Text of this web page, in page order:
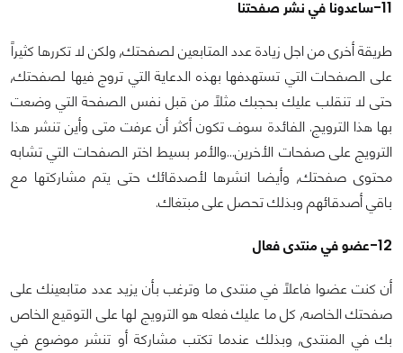
11-ساعدونا في نشر صفحتنا
طريقة أخرى من اجل زيادة عدد المتابعين لصفحتك, ولكن لا تكررها كثيراً
على الصفحات التي تستهدفها بهذه الدعاية التي تروج فيها لصفحتك,
حتى لا تنقلب عليك بحجبك مثلاً من قبل نفس الصفحة التي وضعت
بها هذا الترويج. الفائدة سوف تكون أكثر أن عرفت متى وأين تنشر هذا
الترويج على صفحات الأخرين...والأمر بسيط اختر الصفحات التي تشابه
محتوى صفحتك, وأيضا انشرها لأصدقائك حتى يتم مشاركتها مع
باقي أصدقائهم وبذلك تحصل على مبتغاك.
12-عضو في منتدى فعال
أن كنت عضوا فاعلاً في منتدى ما وترغب بأن يزيد عدد متابعينك على
صفحتك الخاصه, كل ما عليك فعله هو الترويج لها على التوقيع الخاص
بك في المنتدى, وبذلك عندما تكتب مشاركة أو تنشر موضوع في